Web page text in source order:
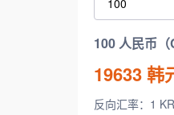
100 人民币
19633韩
反向汇率：1